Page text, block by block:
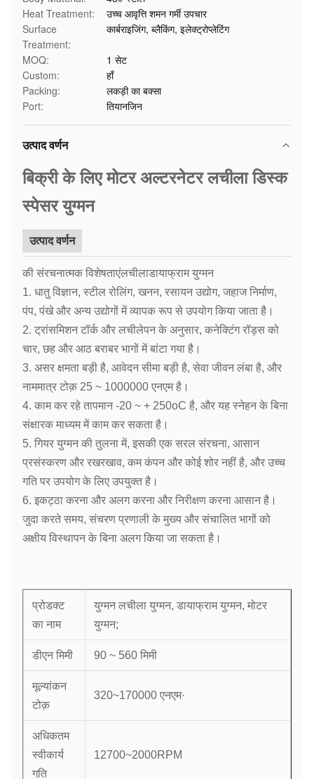
Heat Treatment:
उच्च आवृत्ति शमन गर्मी उपचार
Surface
Treatment:
कार्बराइजिंग, ब्लैकिंग, इलेक्ट्रोप्लेटिंग
MOQ:
1 सेट
Custom:
हाँ
Packing:
लकड़ी का बक्सा
Port:
तियानजिन
उत्पाद वर्णन
बिक्री के लिए मोटर अल्टरनेटर लचीला डिस्क
स्पेसर युग्मन
उत्पाद वर्णन
की संरचनात्मक विशेषताएंलचीलाडायाफ्राम युग्मन
1. धातु विज्ञान, स्टील रोलिंग, खनन, रसायन उद्योग, जहाज निर्माण,
पंप, पंखे और अन्य उद्योगों में व्यापक रूप से उपयोग किया जाता है।
2. ट्रांसमिशन टॉर्क और लचीलेपन के अनुसार, कनेक्टिंग रॉड्स को
चार, छह और आठ बराबर भागों में बांटा गया है।
3. असर क्षमता बड़ी है, आवेदन सीमा बड़ी है, सेवा जीवन लंबा है, और
नाममात्र टोक़ 25 ~ 1000000 एनएम है।
4. काम कर रहे तापमान -20 ~ + 250oC है, और यह स्नेहन के बिना
संक्षारक माध्यम में काम कर सकता है।
5. गियर युग्मन की तुलना में, इसकी एक सरल संरचना, आसान
प्रसंस्करण और रखरखाव, कम कंपन और कोई शोर नहीं है, और उच्च
गति पर उपयोग के लिए उपयुक्त है।
6. इकट्ठा करना और अलग करना और निरीक्षण करना आसान है।
जुदा करते समय, संचरण प्रणाली के मुख्य और संचालित भागों को
अक्षीय विस्थापन के बिना अलग किया जा सकता है।
प्रोडक्ट
का नाम
युग्मन लचीला युग्मन, डायाफ्राम युग्मन, मोटर
युग्मन;
डीएन मिमी 90 ~ 560 मिमी
मूल्यांकन
टोक़
320~170000 एनएम·
अधिकतम
स्वीकार्य
गति
12700~2000RPM